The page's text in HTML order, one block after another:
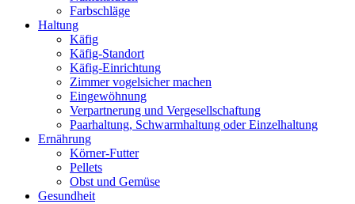
Farbschläge
Haltung
Käfig
Käfig-Standort
Käfig-Einrichtung
Zimmer vogelsicher machen
Eingewöhnung
Verpartnerung und Vergesellschaftung
Paarhaltung, Schwarmhaltung oder Einzelhaltung
Ernährung
Körner-Futter
Pellets
Obst und Gemüse
Gesundheit